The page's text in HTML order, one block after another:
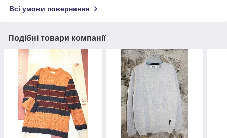
Всі умови повернення
Подібні товари компанії